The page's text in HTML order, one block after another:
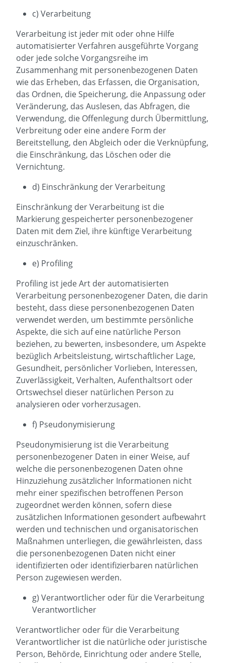
c) Verarbeitung
Verarbeitung ist jeder mit oder ohne Hilfe
automatisierter Verfahren ausgeführte Vorgang
oder jede solche Vorgangsreihe im
Zusammenhang mit personenbezogenen Daten
wie das Erheben, das Erfassen, die Organisation,
das Ordnen, die Speicherung, die Anpassung oder
Veränderung, das Auslesen, das Abfragen, die
Verwendung, die Offenlegung durch Übermittlung,
Verbreitung oder eine andere Form der
Bereitstellung, den Abgleich oder die Verknüpfung,
die Einschränkung, das Löschen oder die
Vernichtung.
d) Einschränkung der Verarbeitung
Einschränkung der Verarbeitung ist die
Markierung gespeicherter personenbezogener
Daten mit dem Ziel, ihre künftige Verarbeitung
einzuschränken.
e) Profiling
Profiling ist jede Art der automatisierten
Verarbeitung personenbezogener Daten, die darin
besteht, dass diese personenbezogenen Daten
verwendet werden, um bestimmte persönliche
Aspekte, die sich auf eine natürliche Person
beziehen, zu bewerten, insbesondere, um Aspekte
bezüglich Arbeitsleistung, wirtschaftlicher Lage,
Gesundheit, persönlicher Vorlieben, Interessen,
Zuverlässigkeit, Verhalten, Aufenthaltsort oder
Ortswechsel dieser natürlichen Person zu
analysieren oder vorherzusagen.
f) Pseudonymisierung
Pseudonymisierung ist die Verarbeitung
personenbezogener Daten in einer Weise, auf
welche die personenbezogenen Daten ohne
Hinzuziehung zusätzlicher Informationen nicht
mehr einer spezifischen betroffenen Person
zugeordnet werden können, sofern diese
zusätzlichen Informationen gesondert aufbewahrt
werden und technischen und organisatorischen
Maßnahmen unterliegen, die gewährleisten, dass
die personenbezogenen Daten nicht einer
identifizierten oder identifizierbaren natürlichen
Person zugewiesen werden.
g) Verantwortlicher oder für die Verarbeitung
Verantwortlicher
Verantwortlicher oder für die Verarbeitung
Verantwortlicher ist die natürliche oder juristische
Person, Behörde, Einrichtung oder andere Stelle,